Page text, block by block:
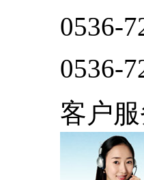
0536-
0536-
客户